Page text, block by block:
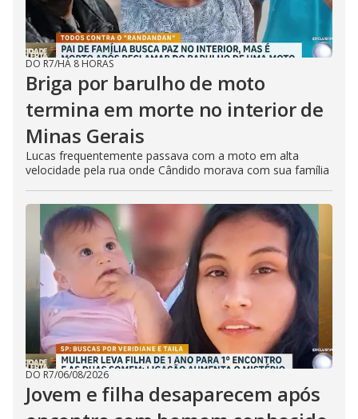
DO R7/HÁ 8 HORAS
Briga por barulho de moto
termina em morte no interior de
Minas Gerais
Lucas frequentemente passava com a moto em alta
velocidade pela rua onde Cândido morava com sua família
DO R7/06/08/2026
Jovem e filha desaparecem após